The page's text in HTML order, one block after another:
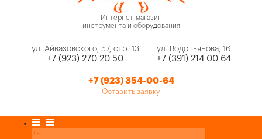
Интернет-магазин
инструмента и оборудования
ул. Айвазовского, 57, стр. 13
+7 (923) 270 20 50
ул. Водопьянова, 16
+7 (391) 214 00 64
+7 (923) 354-00-64
Оставить заявку
+-